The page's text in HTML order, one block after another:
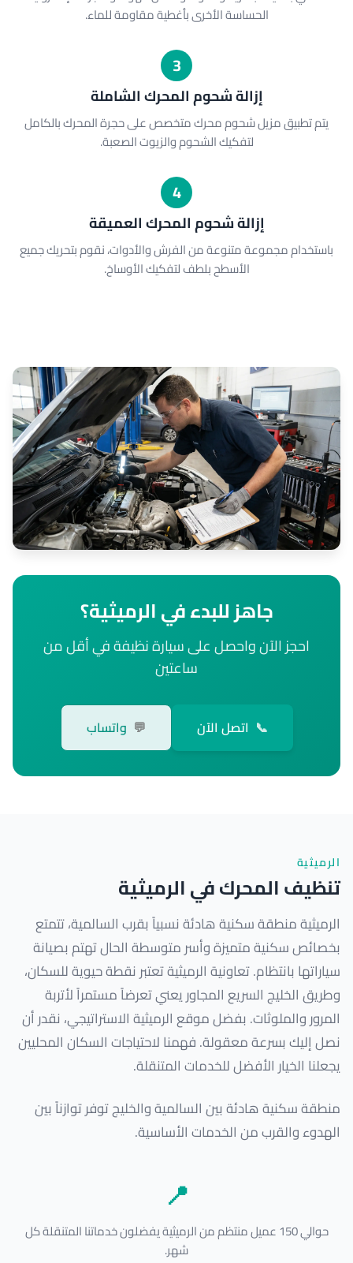
الحساسة الأخرى بأغطية مقاومة للماء.
3
إزالة شحوم المحرك الشاملة
يتم تطبيق مزيل شحوم محرك متخصص على حجرة المحرك بالكامل
لتفكيك الشحوم والزيوت الصعبة.
4
إزالة شحوم المحرك العميقة
باستخدام مجموعة متنوعة من الفرش والأدوات، نقوم بتحريك جميع
الأسطح بلطف لتفكيك الأوساخ.
جاهز للبدء في الرميثية؟
احجز الآن واحصل على سيارة نظيفة في أقل من
ساعتين
📞 اتصل الآن 💬 واتساب
الرميثية
تنظيف المحرك في الرميثية
الرميثية منطقة سكنية هادئة نسبياً بقرب السالمية، تتمتع
بخصائص سكنية متميزة وأسر متوسطة الحال تهتم بصيانة
سياراتها بانتظام. تعاونية الرميثية تعتبر نقطة حيوية للسكان،
وطريق الخليج السريع المجاور يعني تعرضاً مستمراً لأتربة
المرور والملوثات. بفضل موقع الرميثية الاستراتيجي، نقدر أن
نصل إليك بسرعة معقولة. فهمنا لاحتياجات السكان المحليين
يجعلنا الخيار الأفضل للخدمات المتنقلة.
منطقة سكنية هادئة بين السالمية والخليج توفر توازناً بين
الهدوء والقرب من الخدمات الأساسية.
📍
حوالي 150 عميل منتظم من الرميثية يفضلون خدماتنا المتنقلة كل
شهر.